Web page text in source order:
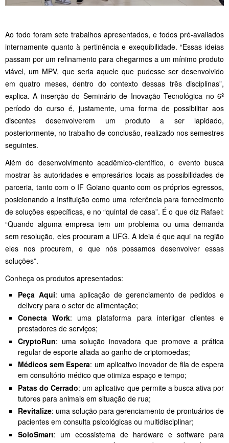
Ao todo foram sete trabalhos apresentados, e todos pré-avaliados
internamente quanto à pertinência e exequibilidade. “Essas ideias
passam por um refinamento para chegarmos a um mínimo produto
viável, um MPV, que seria aquele que pudesse ser desenvolvido
em quatro meses, dentro do contexto dessas três disciplinas”,
explica. A inserção do Seminário de Inovação Tecnológica no 6º
período do curso é, justamente, uma forma de possibilitar aos
discentes desenvolverem um produto a ser lapidado,
posteriormente, no trabalho de conclusão, realizado nos semestres
seguintes.
Além do desenvolvimento acadêmico-científico, o evento busca
mostrar às autoridades e empresários locais as possibilidades de
parceria, tanto com o IF Goiano quanto com os próprios egressos,
posicionando a Instituição como uma referência para fornecimento
de soluções específicas, e no “quintal de casa”. É o que diz Rafael:
“Quando alguma empresa tem um problema ou uma demanda
sem resolução, eles procuram a UFG. A ideia é que aqui na região
eles nos procurem, e que nós possamos desenvolver essas
soluções”.
Conheça os produtos apresentados:
Peça Aqui: uma aplicação de gerenciamento de pedidos e
delivery para o setor de alimentação;
Conecta Work: uma plataforma para interligar clientes e
prestadores de serviços;
CryptoRun: uma solução inovadora que promove a prática
regular de esporte aliada ao ganho de criptomoedas;
Médicos sem Espera: um aplicativo inovador de fila de espera
em consultório médico que otimiza espaço e tempo;
Patas do Cerrado: um aplicativo que permite a busca ativa por
tutores para animais em situação de rua;
Revitalize: uma solução para gerenciamento de prontuários de
pacientes em consulta psicológicas ou multidisciplinar;
SoloSmart: um ecossistema de hardware e software para